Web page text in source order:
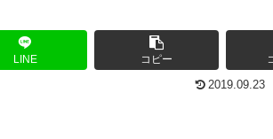
LINE コピー
2019.09.23